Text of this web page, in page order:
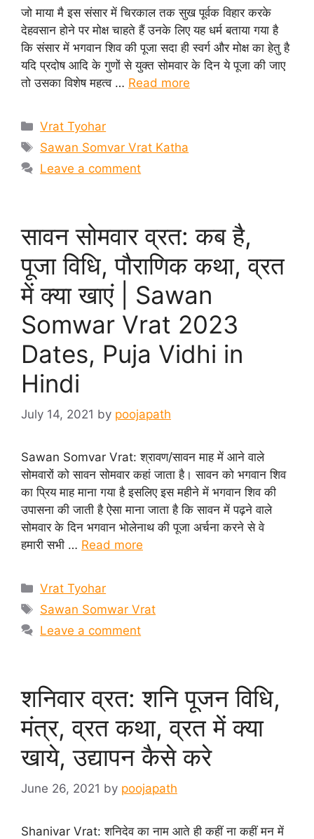
जो माया मै इस संसार में चिरकाल तक सुख पूर्वक विहार करके
देहवसान होने पर मोक्ष चाहते हैं उनके लिए यह धर्म बताया गया है
कि संसार में भगवान शिव की पूजा सदा ही स्वर्ग और मोक्ष का हेतु है
यदि प्रदोष आदि के गुणों से युक्त सोमवार के दिन ये पूजा की जाए
तो उसका विशेष महत्व … Read more
Categories
Vrat Tyohar
Tags
Sawan Somvar Vrat Katha
Leave a comment
सावन सोमवार व्रत: कब है,
पूजा विधि, पौराणिक कथा, व्रत
में क्या खाएं | Sawan
Somwar Vrat 2023
Dates, Puja Vidhi in
Hindi
July 14, 2021 by poojapath
Sawan Somvar Vrat: श्रावण/सावन माह में आने वाले
सोमवारों को सावन सोमवार कहां जाता है। सावन को भगवान शिव
का प्रिय माह माना गया है इसलिए इस महीने में भगवान शिव की
उपासना की जाती है ऐसा माना जाता है कि सावन में पढ़ने वाले
सोमवार के दिन भगवान भोलेनाथ की पूजा अर्चना करने से वे
हमारी सभी … Read more
Categories
Vrat Tyohar
Tags
Sawan Somwar Vrat
Leave a comment
शनिवार व्रत: शनि पूजन विधि,
मंत्र, व्रत कथा, व्रत में क्या
खाये, उद्यापन कैसे करे
June 26, 2021 by poojapath
Shanivar Vrat: शनिदेव का नाम आते ही कहीं ना कहीं मन में